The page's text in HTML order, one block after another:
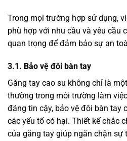
Trong mọi trường hợp sử dụng,
phù hợp với nhu cầu và yêu cầu
quan trọng để đảm bảo sự an
3.1. Bảo vệ đôi bàn tay
Găng tay cao su không chỉ là
thường trong môi trường làm
đáng tin cậy, bảo vệ đôi bàn tay
các yếu tố có hại. Thiết kế chắc
của găng tay giúp ngăn chặn sự